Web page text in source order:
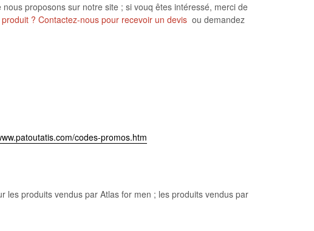
proposons sur notre site ; si vouq êtes intéressé, merci de
? Contactez-nous pour recevoir un devis ou demandez
codes-promos.htm
les produits vendus par Atlas for men ; les produits vendus par